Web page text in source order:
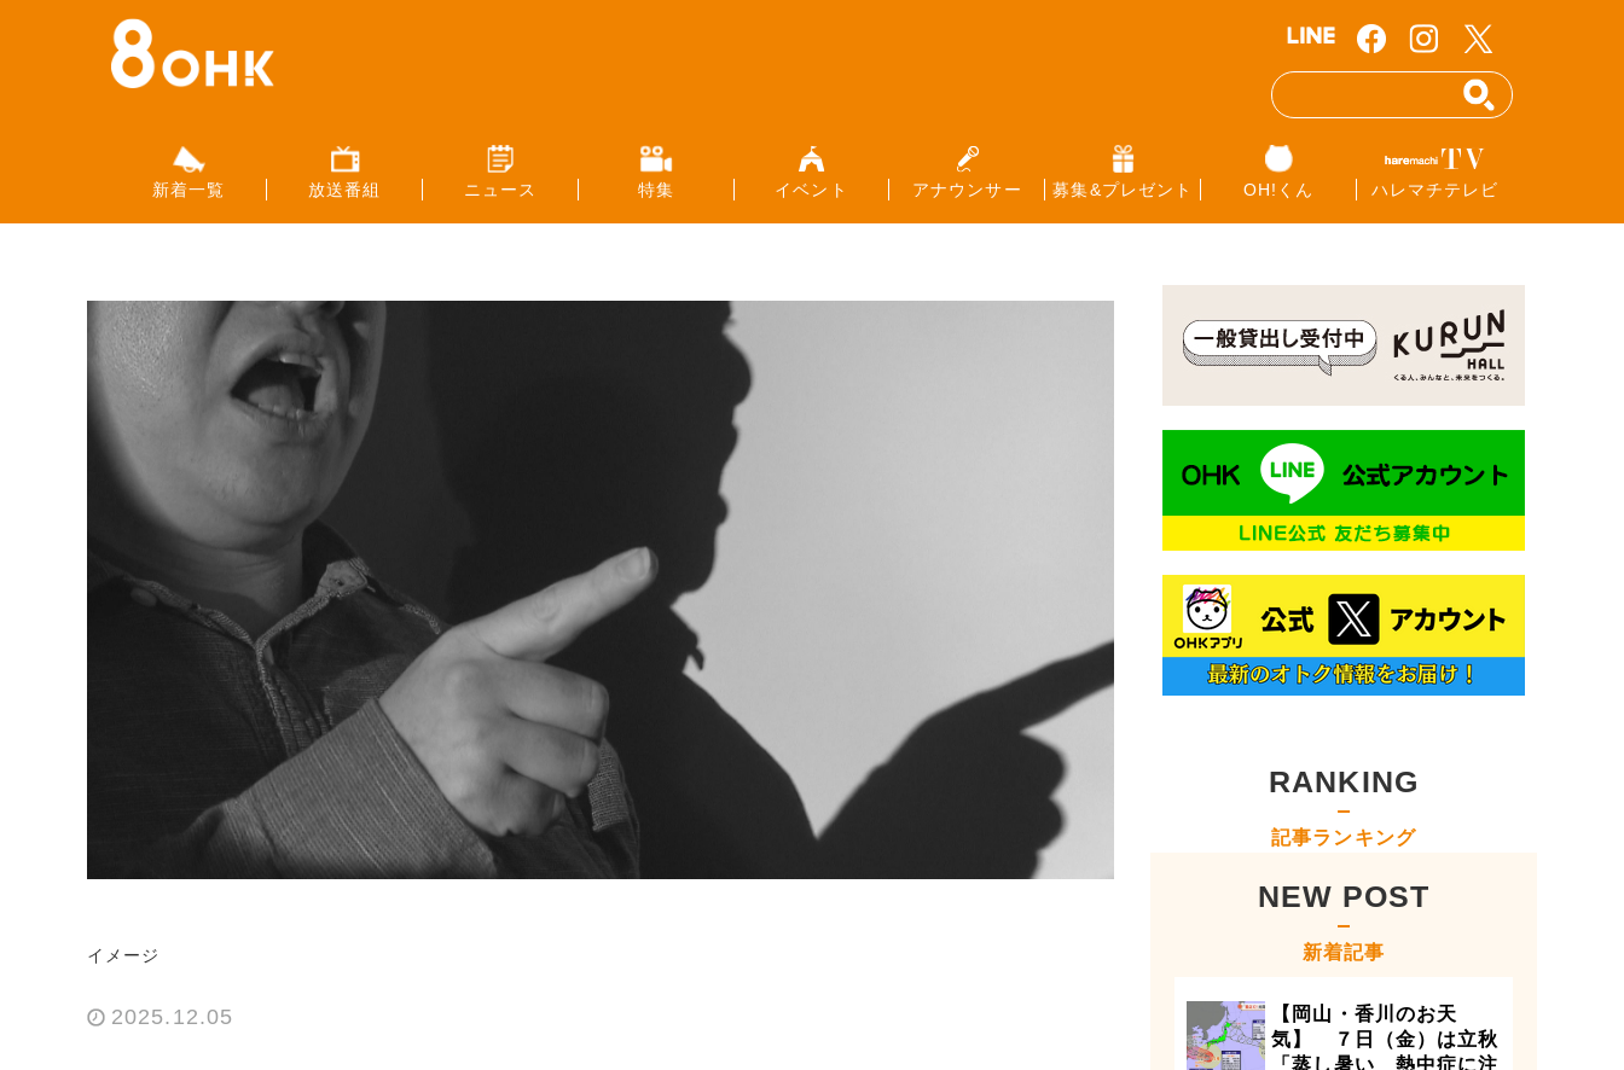
新着一覧 放送番組 ニュース 特集 イベント アナウンサー 募集&プレゼント OH!くん ハレマチテレビ
イメージ
2025.12.05
RANKING
記事ランキング
NEW POST
新着記事
【岡山・香川のお天
気】 ７日（金）は立秋
「蒸し暑い 熱中症に注